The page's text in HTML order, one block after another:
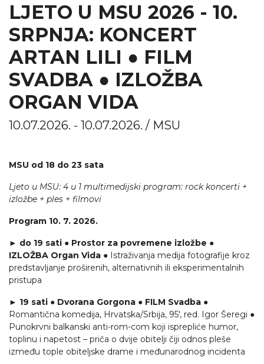
LJETO U MSU 2026 - 10.
SRPNJA: KONCERT
ARTAN LILI ● FILM
SVADBA ● IZLOŽBA
ORGAN VIDA
10.07.2026. - 10.07.2026. / MSU
MSU od 18 do 23 sata
Ljeto u MSU: 4 u 1 multimedijski program: rock koncerti +
izložbe + ples + filmovi
Program 10. 7. 2026.
► do 19 sati ● Prostor za povremene izložbe ●
IZLOŽBA Organ Vida ● Istraživanja medija fotografije kroz
predstavljanje proširenih, alternativnih ili eksperimentalnih
pristupa
► 19 sati ● Dvorana Gorgona ● FILM Svadba ●
Romantična komedija, Hrvatska/Srbija, 95', red. Igor Šeregi ●
Punokrvni balkanski anti-rom-com koji isprepliće humor,
toplinu i napetost – priča o dvije obitelji čiji odnos pleše
između tople obiteljske drame i međunarodnog incidenta